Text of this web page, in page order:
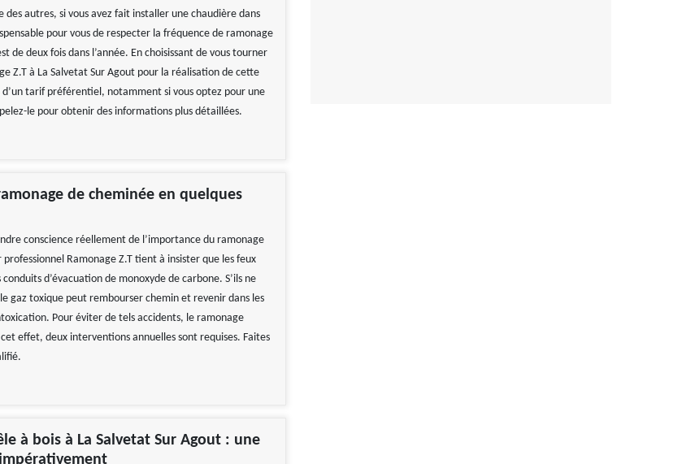
des autres, si vous avez fait installer une chaudière dans
pour vous de respecter la fréquence de ramonage
de deux fois dans l’année. En choisissant de vous tourner
Z.T à La Salvetat Sur Agout pour la réalisation de cette
tarif préférentiel, notamment si vous optez pour une
le pour obtenir des informations plus détaillées.
de cheminée en quelques
conscience réellement de l’importance du ramonage
Ramonage Z.T tient à insister que les feux
d’évacuation de monoxyde de carbone. S’ils ne
gaz toxique peut rembourser chemin et revenir dans les
Pour éviter de tels accidents, le ramonage
effet, deux interventions annuelles sont requises. Faites
à bois à La Salvetat Sur Agout : une